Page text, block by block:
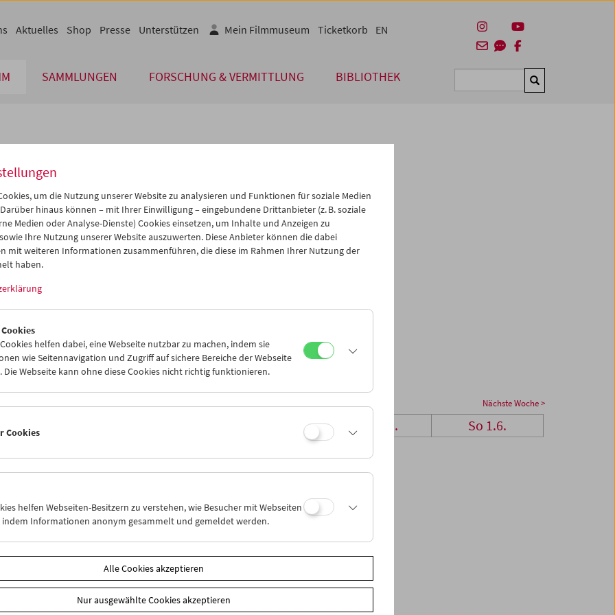
SAMMLUNGEN FORSCHUNG & VERMITTLUNG BIBLIOTHEK Suchen
Aktuelles Shop Presse Unterstützen Mein Filmmuseum Ticketkorb EN
Mai 2008 >>
Mi Do Fr Sa So
30 01 02 03
04
07 08 09 10
11
14 15
21 22
04
iCalender
Programmheft-PDF
English language or subtitles
Nächste Woche >
Mi 28.5. Sa 31.5. So 1.6.
um die Nutzung unserer Website zu analysieren und Funktionen für soziale Medien
hinaus können – mit Ihrer Einwilligung – eingebundene Drittanbieter (z. B. soziale
Medien oder Analyse-Dienste) Cookies einsetzen, um Inhalte und Anzeigen zu
Ihre Nutzung unserer Website auszuwerten. Diese Anbieter können die dabei
mit weiteren Informationen zusammenführen, die diese im Rahmen Ihrer Nutzung der
haben.
helfen dabei, eine Webseite nutzbar zu machen, indem sie
wie Seitennavigation und Zugriff auf sichere Bereiche der Webseite
Die Webseite kann ohne diese Cookies nicht richtig funktionieren.
Cookies
helfen Webseiten-Besitzern zu verstehen, wie Besucher mit Webseiten
indem Informationen anonym gesammelt und gemeldet werden.
Alle Cookies akzeptieren
Nur ausgewählte Cookies akzeptieren